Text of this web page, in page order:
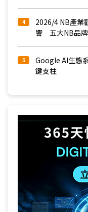
4
2026/4 NB產業
響 五大NB品
5
Google AI生態
鍵支柱